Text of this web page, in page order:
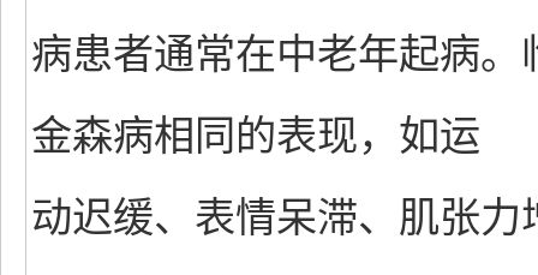
病患者通常在中老年起病
金森病相同的表现，如运
动迟缓、表情呆滞、肌张